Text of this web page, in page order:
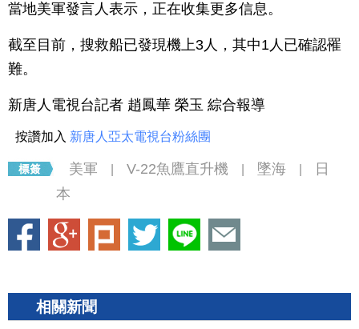
當地美軍發言人表示，正在收集更多信息。
截至目前，搜救船已發現機上3人，其中1人已確認罹
難。
新唐人電視台記者 趙鳳華 榮玉 綜合報導
按讚加入 新唐人亞太電視台粉絲團
美軍 V-22魚鷹直升機 墜海
日
本
相關新聞